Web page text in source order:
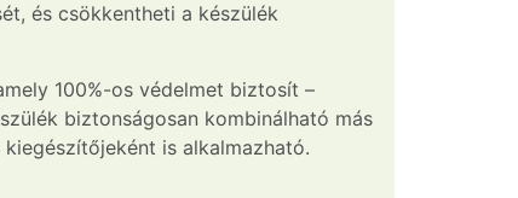
és csökkentheti a készülék
100%-os védelmet biztosít –
biztonságosan kombinálható más
is alkalmazható.